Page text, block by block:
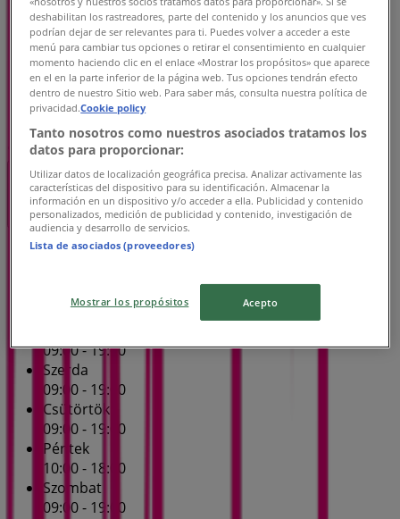
Csütörtök
09:00 - 19:00
Péntek
10:00 - 18:00
Szombat
09:00 - 19:00
Térkép
Zárva
Vasárnap
09:00 - 19:00
09:00 - 19:00
Szerda
09:00 - 19:00
Csütörtök
09:00 - 19:00
Péntek
10:00 - 18:00
Szombat
09:00 - 19:00
deshabilitan los rastreadores, parte del contenido y los anuncios que ves
podrían dejar de ser relevantes para ti. Puedes volver a acceder a este
menú para cambiar tus opciones o retirar el consentimiento en cualquier
momento haciendo clic en el enlace «Mostrar los propósitos» que aparece
en el en la parte inferior de la página web. Tus opciones tendrán efecto
dentro de nuestro Sitio web. Para saber más, consulta nuestra política de
privacidad.Cookie policy
Tanto nosotros como nuestros asociados tratamos los
datos para proporcionar:
Utilizar datos de localización geográfica precisa. Analizar activamente las
características del dispositivo para su identificación. Almacenar la
información en un dispositivo y/o acceder a ella. Publicidad y contenido
personalizados, medición de publicidad y contenido, investigación de
audiencia y desarrollo de servicios.
Lista de asociados (proveedores)
Mostrar los propósitos Acepto